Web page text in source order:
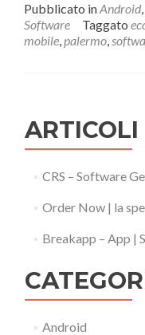
Pubblicato inAndroid,
Software
Taggato
mobile,palermo,
ARTICOLI
CRS – Software
Order Now | la
Breakapp – App |
Android